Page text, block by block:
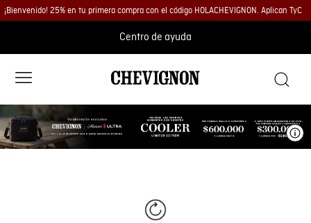
¡Bienvenido! 25% en tu primera compra con el código HOLACHEVIGNON. Aplican TyC
Centro de ayuda